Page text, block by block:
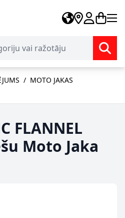
/ MOTO JAKAS
FLANNEL
Moto Jaka